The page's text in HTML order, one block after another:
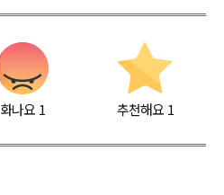
화나요 1 추천해요 1